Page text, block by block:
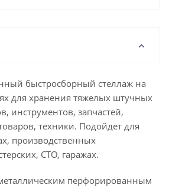
быстросборный стеллаж на
для хранения тяжелых штучных
инструментов, запчастей,
техники. Подойдет для
производственных
СТО, гаражах.
перфорированным